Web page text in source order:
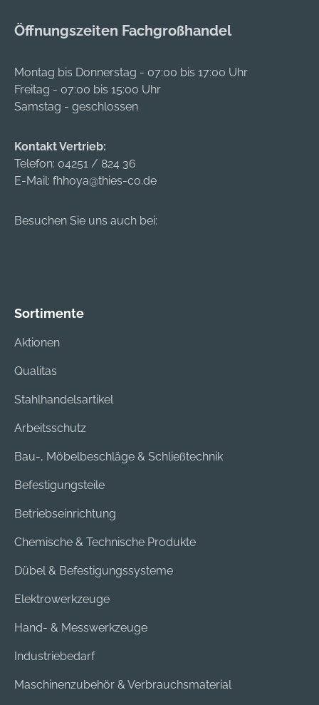
Öffnungszeiten Fachgroßhandel
Montag bis Donnerstag - 07:00 bis 17:00 Uhr
Freitag - 07:00 bis 15:00 Uhr
Samstag - geschlossen
Kontakt Vertrieb:
Telefon: 04251 / 824 36
E-Mail: fhhoya@thies-co.de
Besuchen Sie uns auch bei:
Sortimente
Aktionen
Qualitas
Stahlhandelsartikel
Arbeitsschutz
Bau-, Möbelbeschläge & Schließtechnik
Befestigungsteile
Betriebseinrichtung
Chemische & Technische Produkte
Dübel & Befestigungssysteme
Elektrowerkzeuge
Hand- & Messwerkzeuge
Industriebedarf
Maschinenzubehör & Verbrauchsmaterial